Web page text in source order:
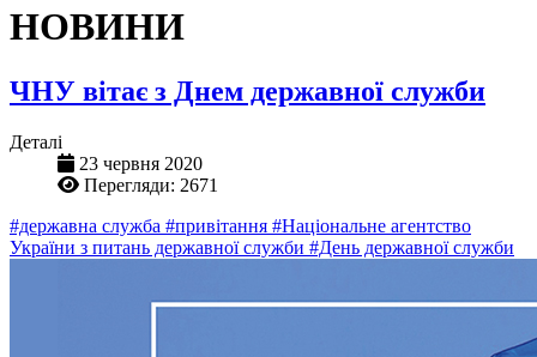
НОВИНИ
ЧНУ вітає з Днем державної служби
Деталі
23 червня 2020
Перегляди: 2671
#державна служба #привітання #Національне агентство
України з питань державної служби #День державної служби